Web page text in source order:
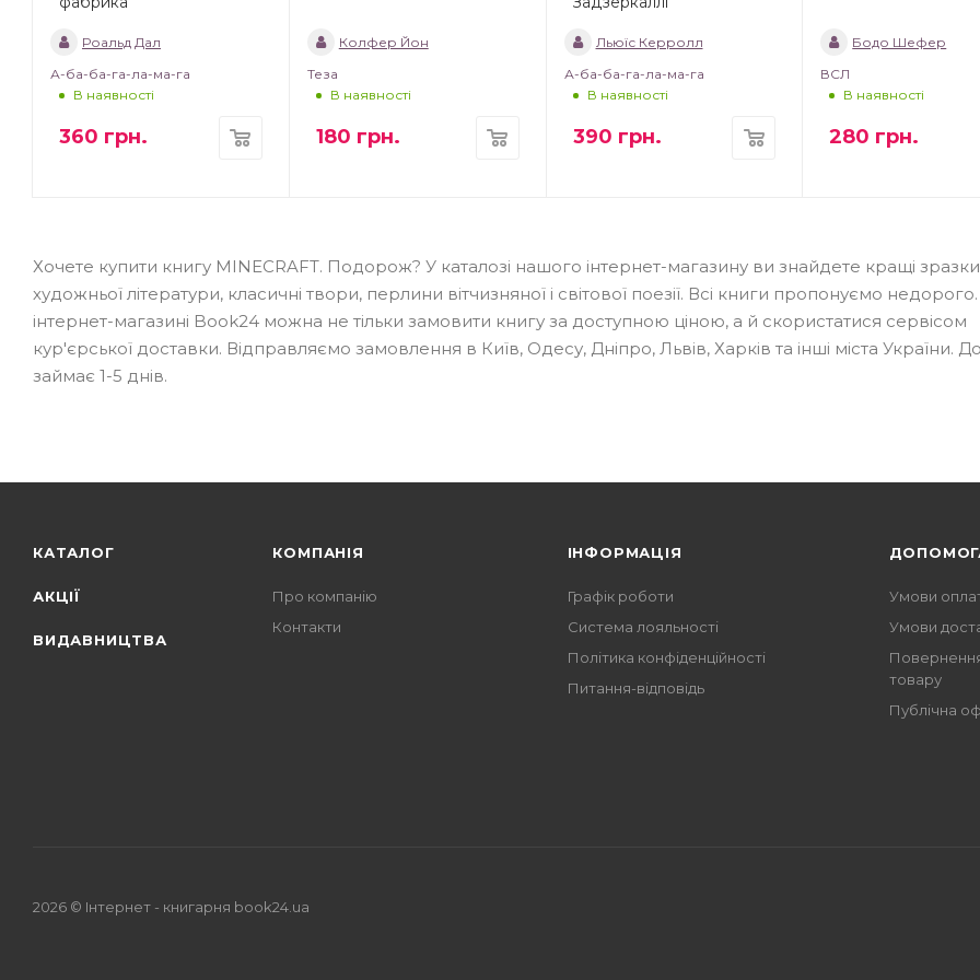
Роальд Дал
А-ба-ба-га-ла-ма-га
В наявності
360 грн.
Колфер Йон
Теза
В наявності
180 грн.
Льюїс Керролл
А-ба-ба-га-ла-ма-га
В наявності
390 грн.
Бодо Шефер
ВСЛ
В наявності
280 грн.
Хочете купити книгу MINECRAFT. Подорож? У каталозі нашого інтернет-магазину ви знайдете кращі зразки
художньої літератури, класичні твори, перлини вітчизняної і світової поезії. Всі книги пропонуємо
інтернет-магазині Book24 можна не тільки замовити книгу за доступною ціною, а й скористатися сервісом
кур'єрської доставки. Відправляємо замовлення в Київ, Одесу, Дніпро, Львів, Харків та інші міста України.
займає 1-5 днів.
КАТАЛОГ
АКЦІЇ
ВИДАВНИЦТВА
КОМПАНІЯ
Про компанію
Контакти
ІНФОРМАЦІЯ
Графік роботи
Система лояльності
Політика конфіденційності
Питання-відповідь
Умови
Умови
товару
Публічна
2026 © Iнтернет - книгарня book24.ua